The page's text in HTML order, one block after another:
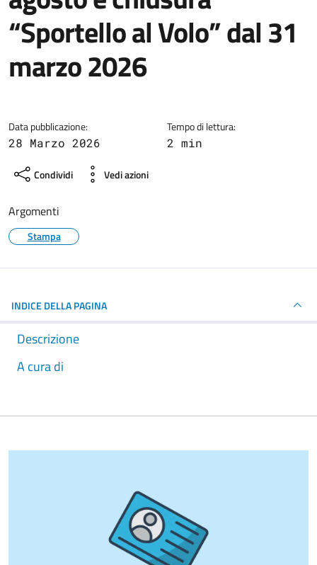
“Sportello al Volo” dal 31
marzo 2026
Data pubblicazione:
28 Marzo 2026
Tempo di lettura:
2 min
Condividi Vedi azioni
Argomenti
Stampa
INDICE DELLA PAGINA
Descrizione
A cura di